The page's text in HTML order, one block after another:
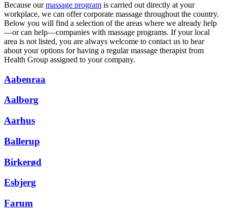
Because ourmassage program is carried out directly at your
workplace, we can offer corporate massage throughout the country.
Below you will find a selection of the areas where we already help
—or can help—companies with massage programs. If your local
area is not listed, you are always welcome to contact us to hear
about your options for having a regular massage therapist from
Health Group assigned to your company.
Aabenraa
Aalborg
Aarhus
Ballerup
Birkerød
Esbjerg
Farum